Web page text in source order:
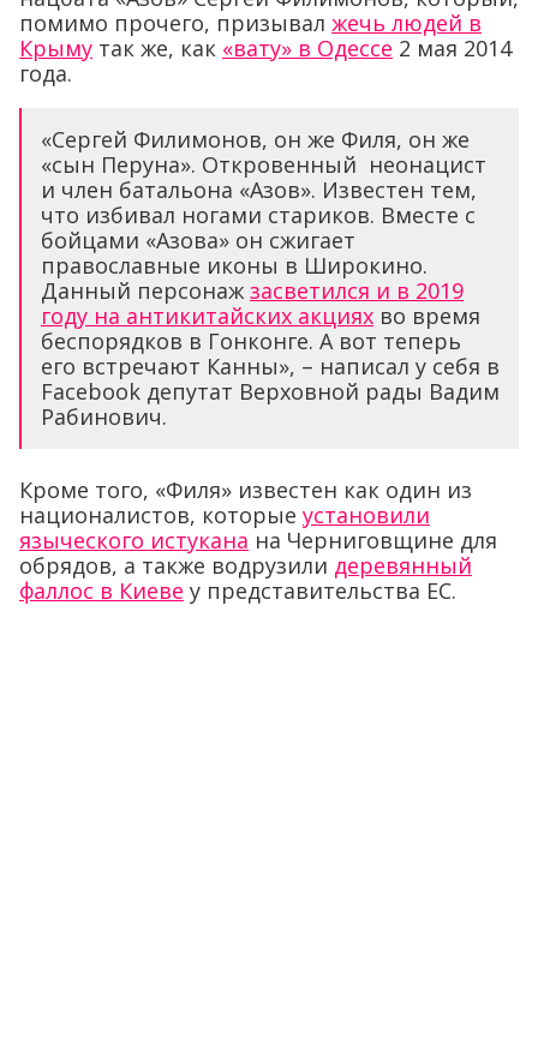
помимо прочего, призывал жечь людей в
Крыму так же, как «вату» в Одессе 2 мая 2014
года.
«Сергей Филимонов, он же Филя, он же
«сын Перуна». Откровенный неонацист
и член батальона «Азов». Известен тем,
что избивал ногами стариков. Вместе с
бойцами «Азова» он сжигает
православные иконы в Широкино.
Данный персонаж засветился и в 2019
году на антикитайских акциях во время
беспорядков в Гонконге. А вот теперь
его встречают Канны», – написал у себя в
Facebook депутат Верховной рады Вадим
Рабинович.
Кроме того, «Филя» известен как один из
националистов, которые установили
языческого истукана на Черниговщине для
обрядов, а также водрузили деревянный
фаллос в Киеве у представительства ЕС.